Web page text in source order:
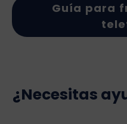
Guía para
¿Necesitas